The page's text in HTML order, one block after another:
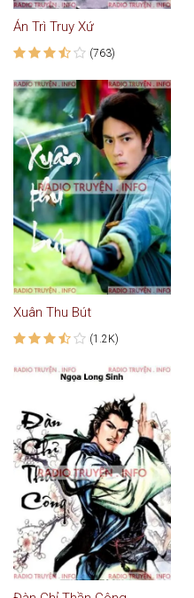
Án Trì Truy Xứ
(763)
Xuân Thu Bút
(1.2K)